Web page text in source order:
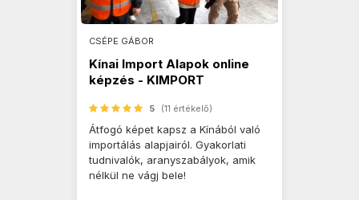
CSÉPE GÁBOR
Kínai Import Alapok online
képzés - KIMPORT
5 (11 értékelő)
Átfogó képet kapsz a Kínából való
importálás alapjairól. Gyakorlati
tudnivalók, aranyszabályok, amik
nélkül ne vágj bele!